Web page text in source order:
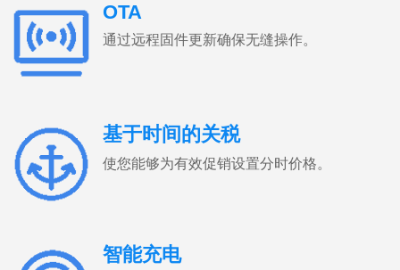
OTA
通过远程固件更新确保无缝操作。
基于时间的关税
使您能够为有效促销设置分时价格。
智能充电